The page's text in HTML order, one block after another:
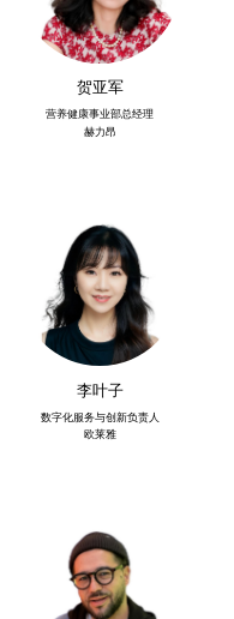
贺亚军
营养健康事业部总经理
赫力昂
李叶子
数字化服务与创新负责人
欧莱雅